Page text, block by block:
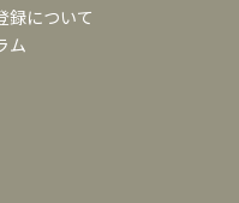
録について
ム